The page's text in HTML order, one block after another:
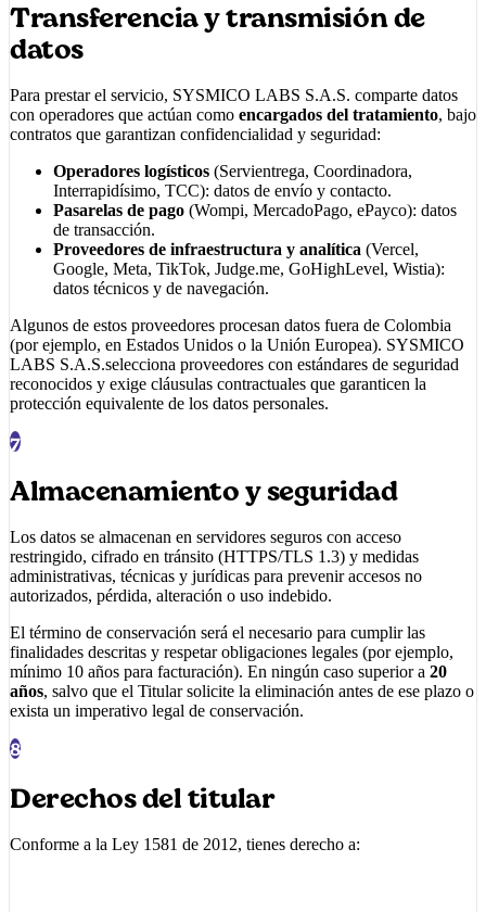
Transferencia y transmisión de
datos
Para prestar el servicio, SYSMICO LABS S.A.S. comparte datos
con operadores que actúan como encargados del tratamiento, bajo
contratos que garantizan confidencialidad y seguridad:
Operadores logísticos (Servientrega, Coordinadora,
Interrapidísimo, TCC): datos de envío y contacto.
Pasarelas de pago (Wompi, MercadoPago, ePayco): datos
de transacción.
Proveedores de infraestructura y analítica (Vercel,
Google, Meta, TikTok, Judge.me, GoHighLevel, Wistia):
datos técnicos y de navegación.
Algunos de estos proveedores procesan datos fuera de Colombia
(por ejemplo, en Estados Unidos o la Unión Europea). SYSMICO
LABS S.A.S.selecciona proveedores con estándares de seguridad
reconocidos y exige cláusulas contractuales que garanticen la
protección equivalente de los datos personales.
7
Almacenamiento y seguridad
Los datos se almacenan en servidores seguros con acceso
restringido, cifrado en tránsito (HTTPS/TLS 1.3) y medidas
administrativas, técnicas y jurídicas para prevenir accesos no
autorizados, pérdida, alteración o uso indebido.
El término de conservación será el necesario para cumplir las
finalidades descritas y respetar obligaciones legales (por ejemplo,
mínimo 10 años para facturación). En ningún caso superior a 20
años, salvo que el Titular solicite la eliminación antes de ese plazo o
exista un imperativo legal de conservación.
8
Derechos del titular
Conforme a la Ley 1581 de 2012, tienes derecho a: